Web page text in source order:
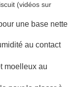
(vidéos sur
une base nette
au contact
moelleux au